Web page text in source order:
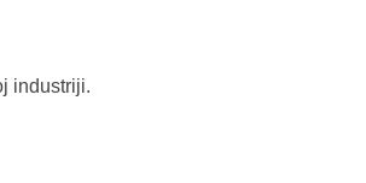
industriji.